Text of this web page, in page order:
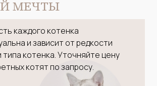
каждого котенка
и зависит от редкости
типа котенка. Уточняйте цену
котят по запросу.
МЕЧТЫ